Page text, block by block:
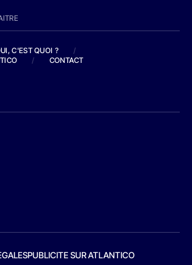
C'EST QUOI ?
/
/ CONTACT
PUBLICITE SUR ATLANTICO